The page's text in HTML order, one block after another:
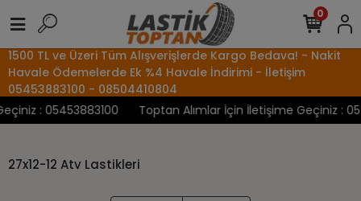
1500 TL ve Üzeri Tüm Alışverişlerde Kargo Bedava! - Nakit
Havale Ödemelerde Ek %4 Havale İndirimi - İletişim
05453883100 - 08504410804
: 05453883100
Toptan Alımlar İçin İletişime Geçiniz :
0
27x12-12 Atv Lastikleri